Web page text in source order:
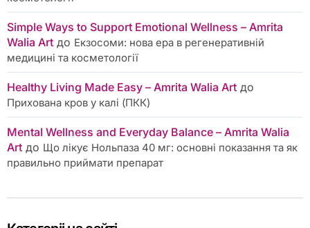
Simple Ways to Support Emotional Wellness – Amrita
Walia Artдо Екзосоми: нова ера в регенеративній
медицині та косметології
Healthy Living Made Easy – Amrita Walia Artдо
Прихована кров у калі (ПКК)
Mental Wellness and Everyday Balance – Amrita Walia
Artдо Що лікує Нольпаза 40 мг: основні показання та як
правильно приймати препарат